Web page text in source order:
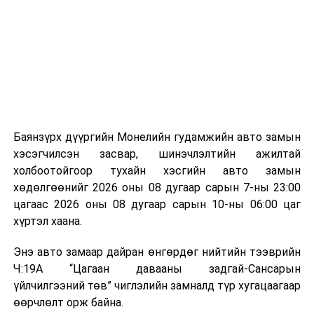
болон дулааны эрчим хүч үйлдвэрлэхэд ашиглаж
болдог. Зарим технологийн хувьд шаталтын дараа
үлдэх үнснээс фосфор зэрэг ашигт эрдсийг сэргээн
авах боломжтой аж.
Япон, Герман, Швейцар, Нидерланд, Өмнөд Солонгос
зэрэг улс лаг хатаах, шатаах технологийг ашиглаж
байна. Тухайлбал, Германд лаг шатаах үйлдвэрээс
гарсан үнснээс фосфор сэргээн авах технологи
ашигладаг бол Нидерландад төвлөрсөн лаг
боловсруулах үйлдвэрүүдээр дулаан, цахилгаан
Баянзүрх дүүргийн Монелийн гудамжийн авто замын
хэсэгчилсэн засвар, шинэчлэлтийн ажилтай
холбоотойгоор тухайн хэсгийн авто замын
хөдөлгөөнийг 2026 оны 08 дугаар сарын 7-ны 23:00
цагаас 2026 оны 08 дугаар сарын 10-ны 06:00 цаг
хүртэл хаана.
Энэ авто замаар дайран өнгөрдөг нийтийн тээврийн
Ч:19А “Цагаан давааны задгай-Сансарын
үйлчилгээний төв” чиглэлийн замналд түр хугацаагаар
өөрчлөлт орж байна.